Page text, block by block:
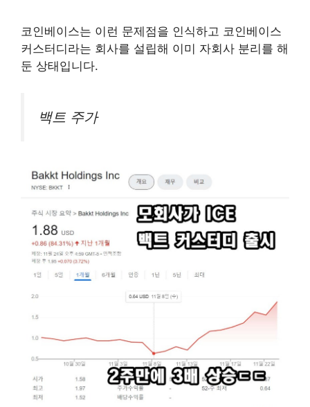
코인베이스는 이런 문제점을 인식하고 코인베이스
커스터디라는 회사를 설립해 이미 자회사 분리를 해
둔 상태입니다.
백트 주가